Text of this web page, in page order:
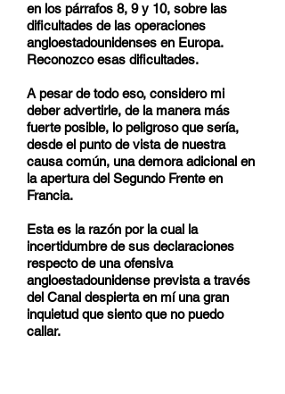
en los párrafos 8, 9 y 10, sobre las
dificultades de las operaciones
angloestadounidenses en Europa.
Reconozco esas dificultades.
A pesar de todo eso, considero mi
deber advertirle, de la manera más
fuerte posible, lo peligroso que sería,
desde el punto de vista de nuestra
causa común, una demora adicional en
la apertura del Segundo Frente en
Francia.
Esta es la razón por la cual la
incertidumbre de sus declaraciones
respecto de una ofensiva
angloestadounidense prevista a través
del Canal despierta en mí una gran
inquietud que siento que no puedo
callar.